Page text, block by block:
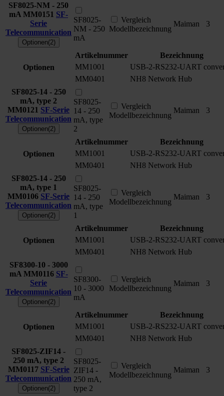
SF8025-NM - 250
mA MM0151 SF-
Serie
Telecommunication
Optionen(2)
SF8025-
NM - 250
mA
Vergleich
Modellbezeichnung
Maiman 3
Optionen
Artikelnummer
Bezeichnung
MM1001
USB-2-RS232-UART
MM0401
NH8 Network Hub
SF8025-14 - 250
mA, type 2
MM0121 SF-Serie
Telecommunication
Optionen(2)
SF8025-
14 - 250
mA, type
2
Vergleich
Modellbezeichnung
Maiman 3
Optionen
Artikelnummer
Bezeichnung
MM1001
USB-2-RS232-UART
MM0401
NH8 Network Hub
SF8025-14 - 250
mA, type 1
MM0106 SF-Serie
Telecommunication
Optionen(2)
SF8025-
14 - 250
mA, type
1
Vergleich
Modellbezeichnung
Maiman 3
Optionen
Artikelnummer
Bezeichnung
MM1001
USB-2-RS232-UART
MM0401
NH8 Network Hub
SF8300-10 - 3000
mA MM0116 SF-
Serie
Telecommunication
Optionen(2)
SF8300-
10 - 3000
mA
Vergleich
Modellbezeichnung
Maiman 3
Optionen
Artikelnummer
Bezeichnung
MM1001
USB-2-RS232-UART
MM0401
NH8 Network Hub
SF8025-ZIF14 -
250 mA, type 2
MM0117 SF-Serie
Telecommunication
Optionen(2)
SF8025-
ZIF14 -
250 mA,
type 2
Vergleich
Modellbezeichnung
Maiman 3